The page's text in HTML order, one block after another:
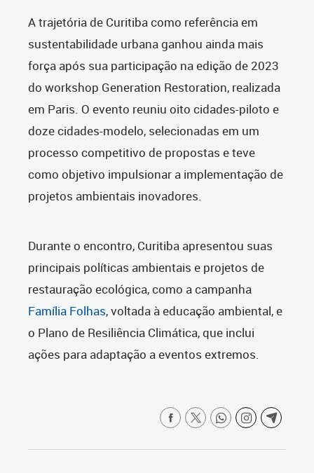
A trajetória de Curitiba como referência em
sustentabilidade urbana ganhou ainda mais
força após sua participação na edição de 2023
do workshop Generation Restoration, realizada
em Paris. O evento reuniu oito cidades-piloto e
doze cidades-modelo, selecionadas em um
processo competitivo de propostas e teve
como objetivo impulsionar a implementação de
projetos ambientais inovadores.
Durante o encontro, Curitiba apresentou suas
principais políticas ambientais e projetos de
restauração ecológica, como a campanha
Família Folhas, voltada à educação ambiental, e
o Plano de Resiliência Climática, que inclui
ações para adaptação a eventos extremos.